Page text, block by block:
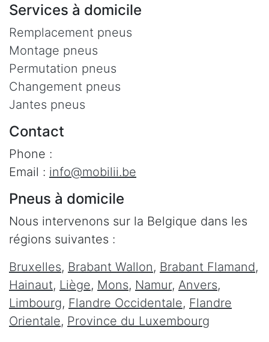
Services à domicile
Remplacement pneus
Montage pneus
Permutation pneus
Changement pneus
Jantes pneus
Contact
Phone :
Email : info@mobilii.be
Pneus à domicile
Nous intervenons sur la Belgique dans les
régions suivantes :
Bruxelles, Brabant Wallon, Brabant Flamand,
Hainaut, Liège, Mons, Namur, Anvers,
Limbourg, Flandre Occidentale, Flandre
Orientale, Province du Luxembourg